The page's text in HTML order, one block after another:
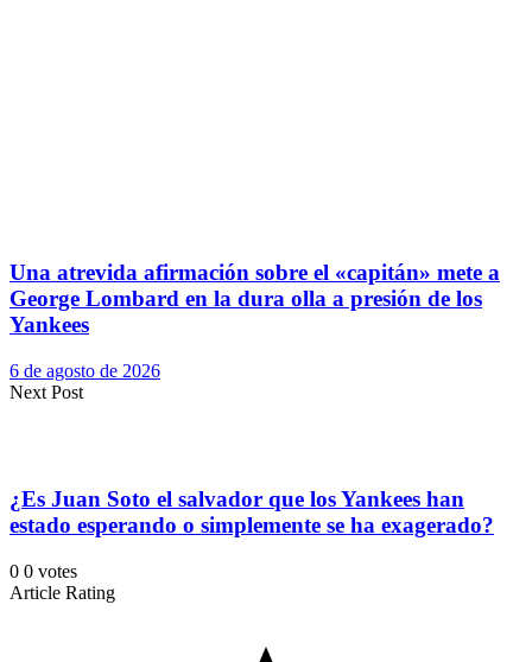
Una atrevida afirmación sobre el «capitán» mete a
George Lombard en la dura olla a presión de los
Yankees
6 de agosto de 2026
Next Post
¿Es Juan Soto el salvador que los Yankees han
estado esperando o simplemente se ha exagerado?
0 0 votes
Article Rating